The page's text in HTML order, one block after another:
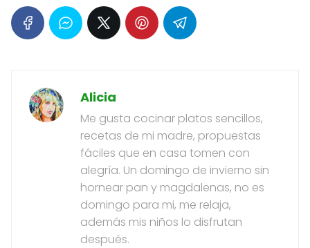
Alicia
Me gusta cocinar platos sencillos,
recetas de mi madre, propuestas
fáciles que en casa tomen con
alegría. Un domingo de invierno sin
hornear pan y magdalenas, no es
domingo para mi, me relaja,
además mis niños lo disfrutan
después.